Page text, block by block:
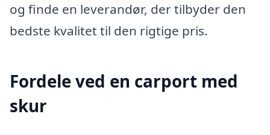
og finde en leverandør, der tilbyder den
bedste kvalitet til den rigtige pris.
Fordele ved en carport med
skur